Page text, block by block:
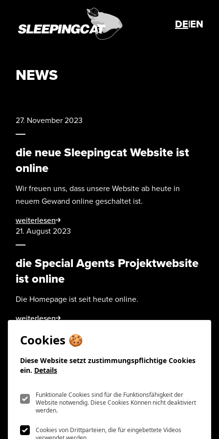
Cookies 🍪
Diese Website setzt zustimmungspflichtige Cookies
ein. Details
Funktionale Cookies sind für die Funktionsfähigkeit der
Website notwendig. Diese Cookies Können nicht deaktiviert
werden.
Cookies von Drittparteien, die für eingebettete Videos
DE|EN
NEWS
27. November 2023
die neue Sleepingcat Website ist
online
Wir freuen uns, dass unsere Website ab heute in
neuem Gewand online geschaltet ist.
weiterlesen
21. August 2023
die Special Agents Projektwebsite
ist online
Die Homepage ist seit heute online.
weiterlesen
sleeping cat productions
Wehrlisteig 17